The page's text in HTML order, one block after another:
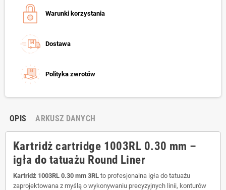
Warunki korzystania
Dostawa
Polityka zwrotów
OPIS ARKUSZ DANYCH
Kartridż cartridge 1003RL 0.30 mm –
igła do tatuażu Round Liner
Kartridż 1003RL 0.30 mm 3RL to profesjonalna igła do tatuażu
zaprojektowana z myślą o wykonywaniu precyzyjnych linii, konturów